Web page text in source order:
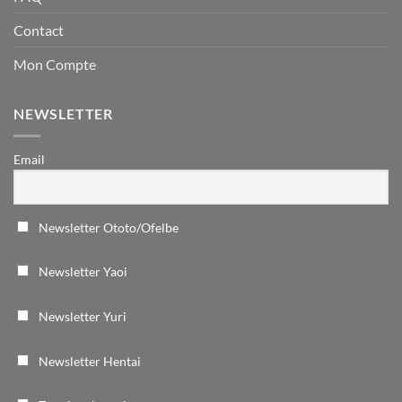
Contact
Mon Compte
NEWSLETTER
Email
Newsletter Ototo/Ofelbe
Newsletter Yaoi
Newsletter Yuri
Newsletter Hentai